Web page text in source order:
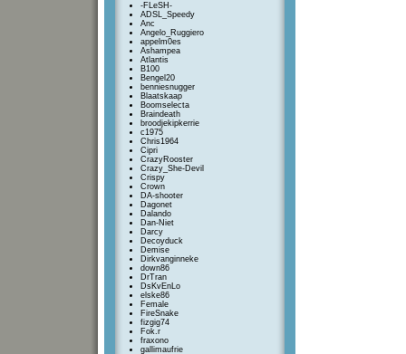
-FLeSH-
ADSL_Speedy
Anc
Angelo_Ruggiero
appelm0es
Ashampea
Atlantis
B100
Bengel20
benniesnugger
Blaatskaap
Boomselecta
Braindeath
broodjekipkerrie
c1975
Chris1964
Cipri
CrazyRooster
Crazy_She-Devil
Crispy
Crown
DA-shooter
Dagonet
Dalando
Dan-Niet
Darcy
Decoyduck
Demise
Dirkvanginneke
down86
DrTran
DsKvEnLo
elske86
Female
FireSnake
fizgig74
Fok.r
fraxono
gallimaufrie